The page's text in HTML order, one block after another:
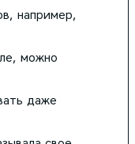
например,
можно
даже